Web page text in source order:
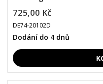
725,00 Kč
DE74-20102D
Dodání do 4 dnů